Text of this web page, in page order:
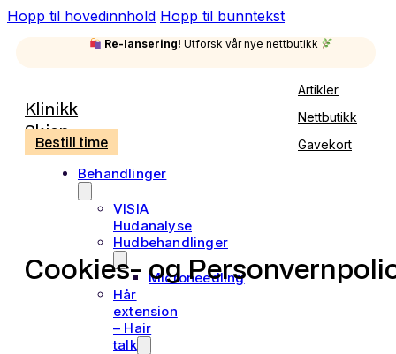
Hopp til hovedinnhold Hopp til bunntekst
Re-lansering! Utforsk vår nye nettbutikk
Klinikk
Skien
Bestill time
Behandlinger
VISIA
Hudanalyse
Hudbehandlinger
Microneedling
Hår
extension
– Hair
talk
Artikler
Nettbutikk
Gavekort
Cookies- og